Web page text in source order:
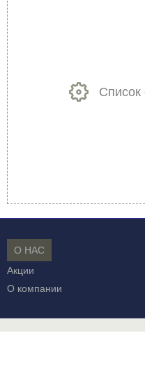
Список
О НАС
Акции
О компании